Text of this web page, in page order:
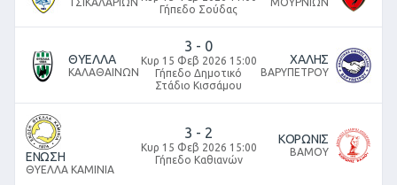
Γήπεδο Σούδας
ΘΥΕΛΛΑ
ΚΑΛΑΘΑΙΝΩΝ
3 - 0
Κυρ 15 Φεβ 2026 15:00
Γήπεδο Δημοτικό
Στάδιο Κισσάμου
ΧΑΛΗΣ
ΒΑΡΥΠΕΤΡΟΥ
ΕΝΩΣΗ
ΘΥΕΛΛΑ ΚΑΜΙΝΙΑ
3 - 2
Κυρ 15 Φεβ 2026 15:00
Γήπεδο Καθιανών
ΚΟΡΩΝΙΣ
ΒΑΜΟΥ